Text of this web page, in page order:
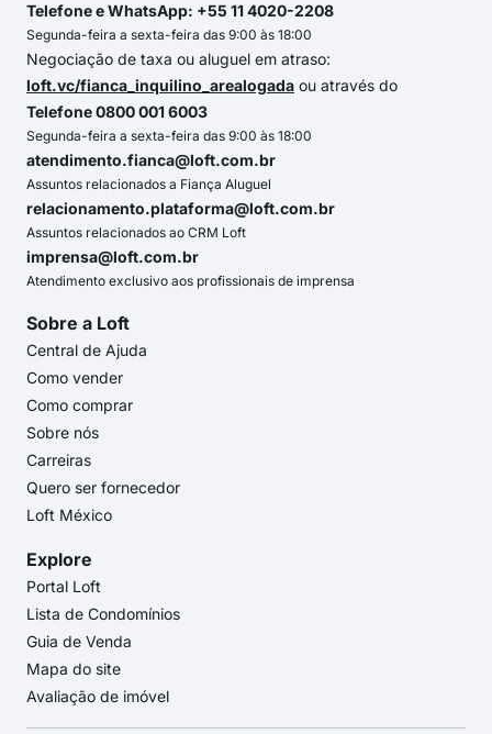
Telefone e WhatsApp: +55 11 4020-2208
Segunda-feira a sexta-feira das 9:00 às 18:00
Negociação de taxa ou aluguel em atraso:
loft.vc/fianca_inquilino_arealogada ou através do
Telefone 0800 001 6003
Segunda-feira a sexta-feira das 9:00 às 18:00
atendimento.fianca@loft.com.br
Assuntos relacionados a Fiança Aluguel
relacionamento.plataforma@loft.com.br
Assuntos relacionados ao CRM Loft
imprensa@loft.com.br
Atendimento exclusivo aos profissionais de imprensa
Sobre a Loft
Central de Ajuda
Como vender
Como comprar
Sobre nós
Carreiras
Quero ser fornecedor
Loft México
Explore
Portal Loft
Lista de Condomínios
Guia de Venda
Mapa do site
Avaliação de imóvel